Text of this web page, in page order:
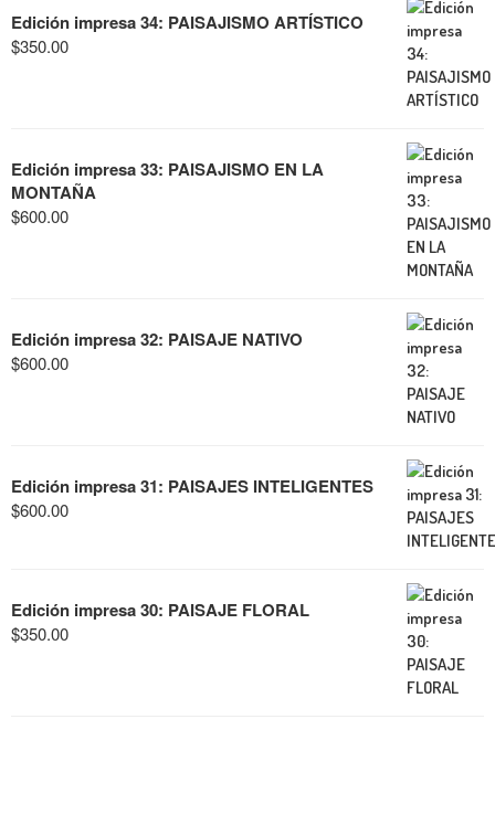
Edición impresa 34: PAISAJISMO ARTÍSTICO
$350.00
Edición impresa 33: PAISAJISMO EN LA
MONTAÑA
$600.00
Edición impresa 32: PAISAJE NATIVO
$600.00
Edición impresa 31: PAISAJES INTELIGENTES
$600.00
Edición impresa 30: PAISAJE FLORAL
$350.00